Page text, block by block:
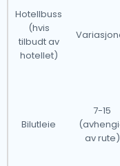
Hotellbuss
(hvis
tilbudt av
hotellet)
Bilutleie
7-15
av rute)